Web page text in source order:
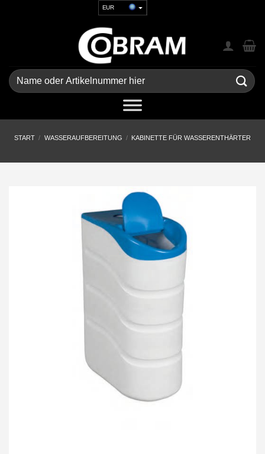
EUR
GBP
CHF
UAH
Suchen
nach:
START / WASSERAUFBEREITUNG / KABINETTE FÜR WASSERENTHÄRTER